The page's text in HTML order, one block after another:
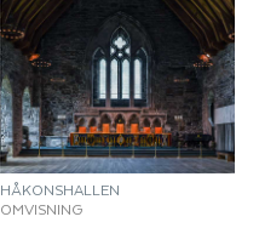
HÅKONSHALLEN
OMVISNING